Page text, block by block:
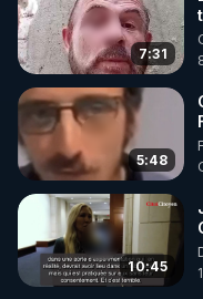
🌱 INSTAGRAM
https://
http://rgnr.li/
🌱 LA
Pour ne pas rater
http://rgnr.li/news
🌱 VIDÉOS NON
7:31
5:48
10:45